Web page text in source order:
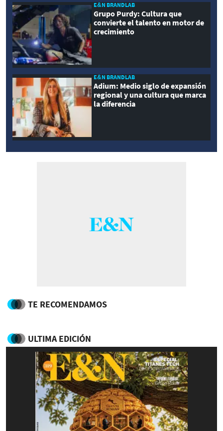
E&N BRANDLAB
Grupo Purdy: Cultura que
convierte el talento en motor de
crecimiento
E&N BRANDLAB
Adium: Medio siglo de expansión
regional y una cultura que marca
la diferencia
TE RECOMENDAMOS
ULTIMA EDICIÓN